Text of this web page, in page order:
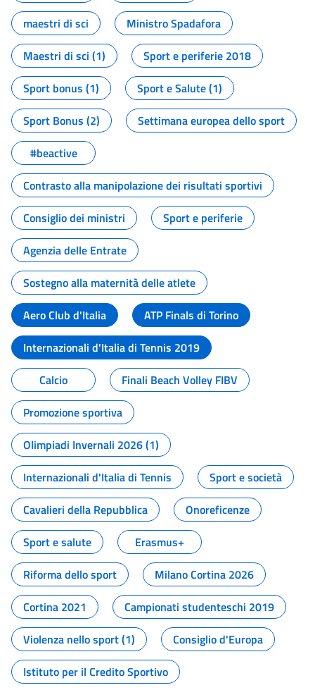
maestri di sci
Ministro Spadafora
Maestri di sci (1)
Sport e periferie 2018
Sport bonus (1)
Sport e Salute (1)
Sport Bonus (2)
Settimana europea dello sport
#beactive
Contrasto alla manipolazione dei risultati sportivi
Consiglio dei ministri
Sport e periferie
Agenzia delle Entrate
Sostegno alla maternità delle atlete
Aero Club d'Italia
ATP Finals di Torino
Internazionali d'Italia di Tennis 2019
Calcio
Finali Beach Volley FIBV
Promozione sportiva
Olimpiadi Invernali 2026 (1)
Internazionali d'Italia di Tennis
Sport e società
Cavalieri della Repubblica
Onoreficenze
Sport e salute
Erasmus+
Riforma dello sport
Milano Cortina 2026
Cortina 2021
Campionati studenteschi 2019
Violenza nello sport (1)
Consiglio d'Europa
Istituto per il Credito Sportivo